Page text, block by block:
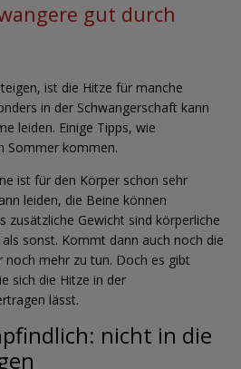
gut durch
ist die Hitze für manche
in der Schwangerschaft kann
leiden. Einige Tipps, wie
Sommer kommen.
ist für den Körper schon sehr
leiden, die Beine können
zusätzliche Gewicht sind körperliche
sonst. Kommt dann auch noch die
noch mehr zu tun. Doch es gibt
sich die Hitze in der
lässt.
nicht in die